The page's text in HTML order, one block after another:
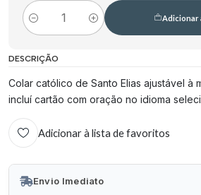
Quantidade
Adicionar
DESCRIÇÃO
Colar católico de Santo Elias ajustável à
incluí cartão com oração no idioma
Adicionar à lista de favoritos
Envio Imediato